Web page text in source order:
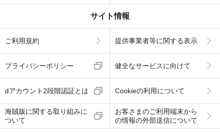
サイト情報
ご利用規約 提供事業者等に関する表示
プライバシーポリシー 健全なサービスに向けて
dアカウント2段階認証とは Cookieの利用について
海賊版に関する取り組みに
ついて
お客さまのご利用端末から
の情報の外部送信について